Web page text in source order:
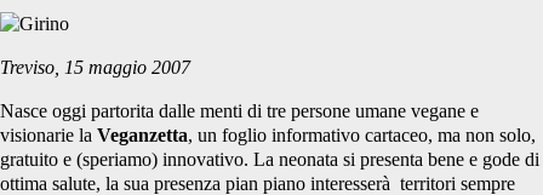
Treviso, 15 maggio 2007
Nasce oggi partorita dalle menti di tre persone umane vegane e
visionarie la Veganzetta, un foglio informativo cartaceo, ma non solo,
gratuito e (speriamo) innovativo. La neonata si presenta bene e gode di
ottima salute, la sua presenza pian piano interesserà territori sempre